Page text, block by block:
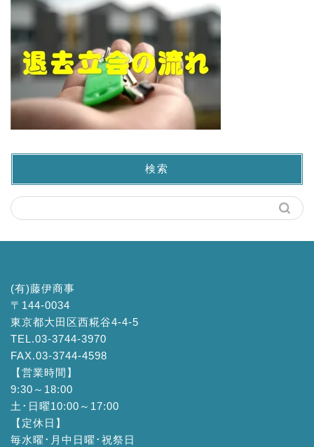
検索
(有)藤伊商事
〒144-0034
東京都大田区西糀谷4-4-5
TEL.03-3744-3970
FAX.03-3744-4598
【営業時間】
9:30～18:00
土･日曜10:00～17:00
【定休日】
毎水曜･月中日曜･祝祭日